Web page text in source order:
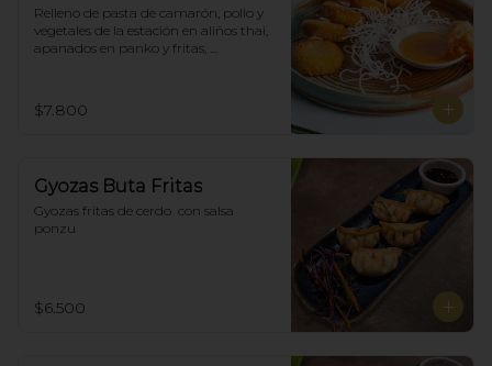
Relleno de pasta de camarón, pollo y
vegetales de la estación en aliños thai,
apanados en panko y fritas,
$7.800
Gyozas Buta Fritas
Gyozas fritas de cerdo  con salsa
ponzu
$6.500